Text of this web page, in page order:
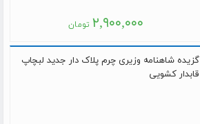
۲,۹۰۰,۰۰۰ تومان
گزیده شاهنامه وزیری چرم پلاک دار جدید لبچاپ
قابدار کشویی